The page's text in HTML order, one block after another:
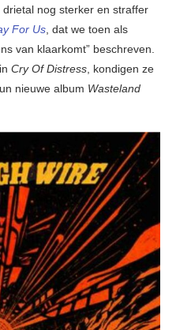
nog sterker en straffer
For Us, dat we toen als
van klaarkomt” beschreven.
Cry Of Distress, kondigen ze
nieuwe album Wasteland